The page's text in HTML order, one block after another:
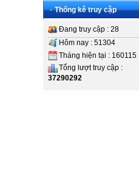
• Thống kê truy cập
Đang truy cập : 28
Hôm nay : 51304
Tháng hiện tại : 160115
Tổng lượt truy cập :
37290292